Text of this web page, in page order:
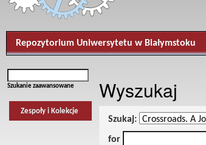
Repozytorium Uniwersytetu w Białymstoku
Szukanie zaawansowane
Zespoły i Kolekcje
Wyszukaj
Szukaj:
for